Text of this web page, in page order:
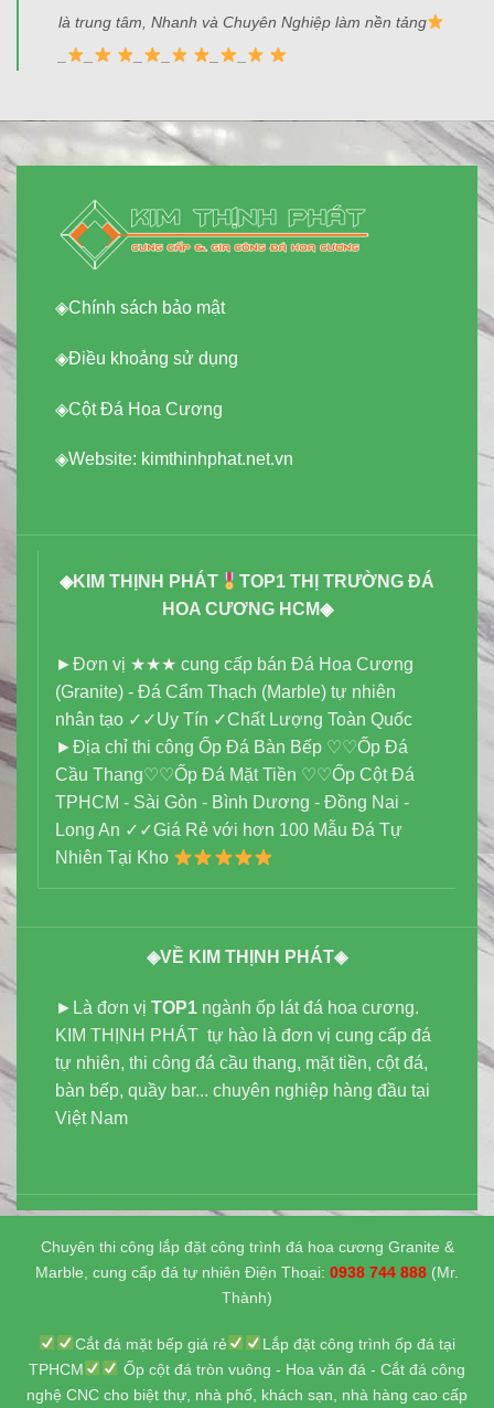
là trung tâm, Nhanh và Chuyên Nghiệp làm nền tảng
◈Chính sách bảo mật
◈Điều khoảng sử dụng
◈Cột Đá Hoa Cương
◈Website: kimthinhphat.net.vn
◈KIM THỊNH PHÁT
TOP1 THỊ TRƯỜNG ĐÁ
HOA CƯƠNG HCM◈
►Đơn vị ★★★ cung cấp bán Đá Hoa Cương
(Granite) - Đá Cẩm Thạch (Marble) tự nhiên
nhân tạo ✓✓Uy Tín ✓Chất Lượng Toàn Quốc
►Địa chỉ thi công Ốp Đá Bàn Bếp ♡♡Ốp Đá
Cầu Thang♡♡Ốp Đá Mặt Tiền ♡♡Ốp Cột Đá
TPHCM - Sài Gòn - Bình Dương - Đồng Nai -
Long An ✓✓Giá Rẻ với hơn 100 Mẫu Đá Tự
Nhiên Tại Kho
◈VỀ KIM THỊNH PHÁT◈
►Là đơn vị TOP1 ngành ốp lát đá hoa cương.
KIM THỊNH PHÁT tự hào là đơn vị cung cấp đá
tự nhiên, thi công đá cầu thang, mặt tiền, cột đá,
bàn bếp, quầy bar... chuyên nghiệp hàng đầu tại
Việt Nam
Chuyên thi công lắp đặt công trình đá hoa cương Granite &
Marble, cung cấp đá tự nhiên Điện Thoại: 0938 744 888 (Mr.
Thành)
Cắt đá mặt bếp giá rẻ
Lắp đặt công trình ốp đá tại
TPHCM
Ốp cột đá tròn vuông - Hoa văn đá - Cắt đá công
nghệ CNC cho biệt thự, nhà phố, khách sạn, nhà hàng cao cấp